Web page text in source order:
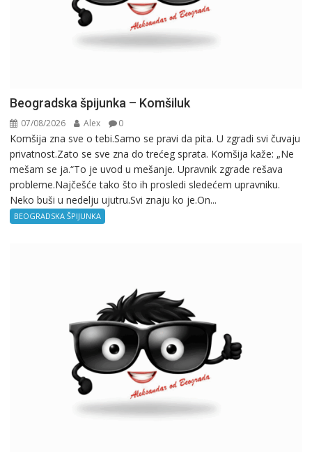
Beogradska špijunka – Komšiluk
07/08/2026 Alex 0
Komšija zna sve o tebi.Samo se pravi da pita. U zgradi svi čuvaju
privatnost.Zato se sve zna do trećeg sprata. Komšija kaže: „Ne
mešam se ja.“To je uvod u mešanje. Upravnik zgrade rešava
probleme.Najčešće tako što ih prosledi sledećem upravniku.
Neko buši u nedelju ujutru.Svi znaju ko je.On...
BEOGRADSKA ŠPIJUNKA